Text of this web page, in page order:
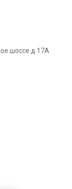
шоссе д 17А